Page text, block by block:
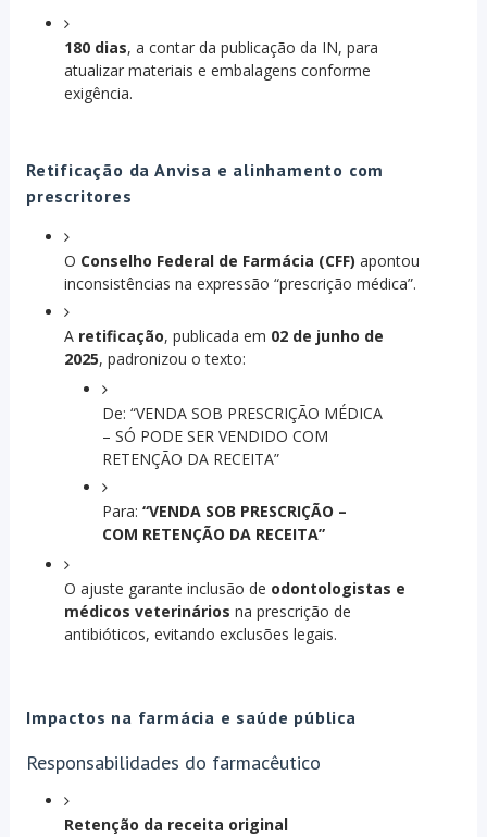
180 dias, a contar da publicação da IN, para
atualizar materiais e embalagens conforme
exigência.
Retificação da Anvisa e alinhamento com
prescritores
O Conselho Federal de Farmácia (CFF) apontou
inconsistências na expressão “prescrição médica”.
A retificação, publicada em 02 de junho de
2025, padronizou o texto:
De: “VENDA SOB PRESCRIÇÃO MÉDICA
– SÓ PODE SER VENDIDO COM
RETENÇÃO DA RECEITA”
Para: “VENDA SOB PRESCRIÇÃO –
COM RETENÇÃO DA RECEITA”
O ajuste garante inclusão de odontologistas e
médicos veterinários na prescrição de
antibióticos, evitando exclusões legais.
Impactos na farmácia e saúde pública
Responsabilidades do farmacêutico
Retenção da receita original